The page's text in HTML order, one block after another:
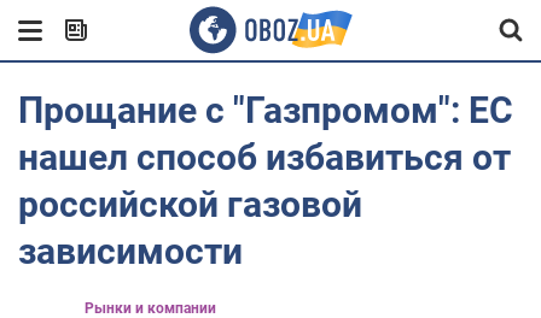
Прощание с "Газпромом": ЕС
нашел способ избавиться от
российской газовой
зависимости
Рынки и компании